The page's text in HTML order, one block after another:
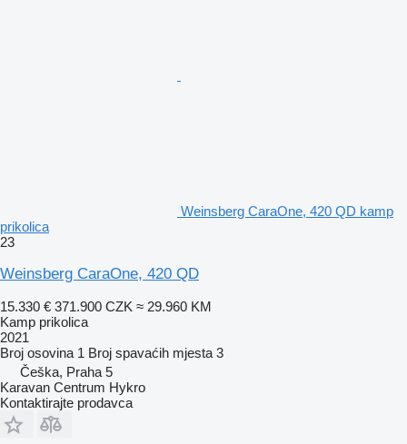
Weinsberg CaraOne, 420 QD kamp
prikolica
23
Weinsberg CaraOne, 420 QD
15.330 € 371.900 CZK ≈ 29.960 KM
Kamp prikolica
2021
Broj osovina 1 Broj spavaćih mjesta 3
Češka, Praha 5
Karavan Centrum Hykro
Kontaktirajte prodavca